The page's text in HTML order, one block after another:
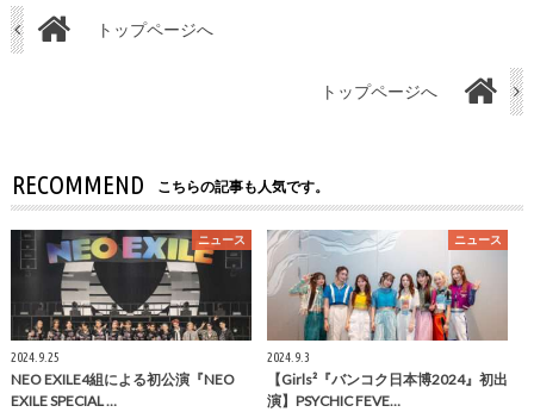
トップページへ
トップページへ
RECOMMEND こちらの記事も人気です。
ニュース
2024.9.25
NEO EXILE4組による初公演『NEO
EXILE SPECIAL …
ニュース
2024.9.3
【Girls²『バンコク日本博2024』初出
演】PSYCHIC FEVE…